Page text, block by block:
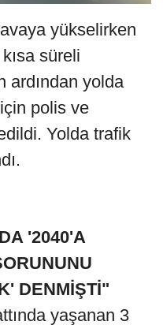
yükselirken
süreli
ardından yolda
polis ve
Yolda trafik